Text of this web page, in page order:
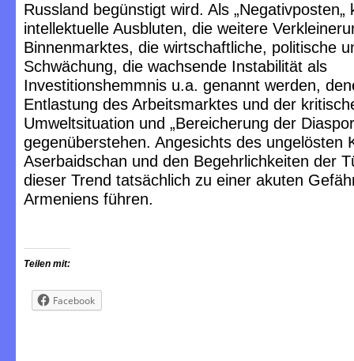
Russland begünstigt wird. Als „Negativposten„
intellektuelle Ausbluten, die weitere
Binnenmarktes, die wirtschaftliche, politische
Schwächung, die wachsende Instabilität als
Investitionshemmnis u.a. genannt werden,
Entlastung des Arbeitsmarktes und der
Umweltsituation und „Bereicherung der
gegenüberstehen. Angesichts des ungelösten
Aserbaidschan und den Begehrlichkeiten der
dieser Trend tatsächlich zu einer akuten
Armeniens führen.
Teilen mit:
Facebook